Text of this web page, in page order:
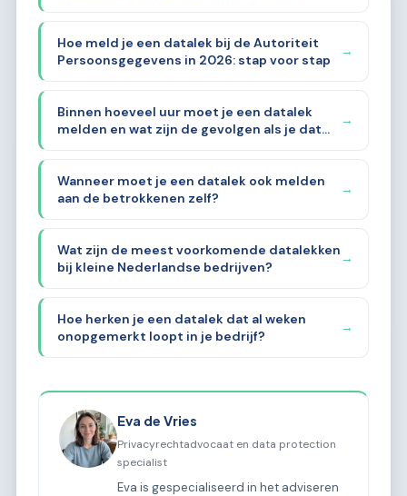
Hoe meld je een datalek bij de Autoriteit
Persoonsgegevens in 2026: stap voor stap
→
Binnen hoeveel uur moet je een datalek
melden en wat zijn de gevolgen als je dat
vergeet?
→
Wanneer moet je een datalek ook melden
aan de betrokkenen zelf?
→
Wat zijn de meest voorkomende datalekken
bij kleine Nederlandse bedrijven?
→
Hoe herken je een datalek dat al weken
onopgemerkt loopt in je bedrijf?
→
Eva de Vries
Privacyrechtadvocaat en data protection
specialist
Eva is gespecialiseerd in het adviseren